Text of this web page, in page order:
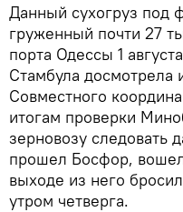
Данный сухогруз под
груженный почти 27
порта Одессы 1
Стамбула досмотрела
Совместного
итогам проверки
зерновозу следовать
прошел Босфор,
выходе из него
утром четверга.